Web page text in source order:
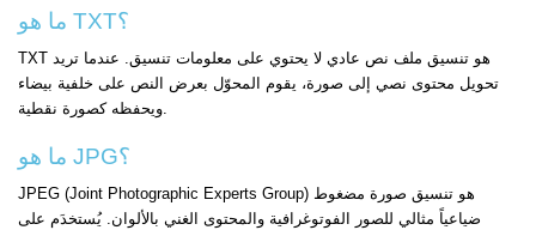
ما هو TXT؟
TXT هو تنسيق ملف نص عادي لا يحتوي على معلومات تنسيق. عندما تريد
تحويل محتوى نصي إلى صورة، يقوم المحوّل بعرض النص على خلفية بيضاء
ويحفظه كصورة نقطية.
ما هو JPG؟
JPEG (Joint Photographic Experts Group) هو تنسيق صورة مضغوط
ضياعياً مثالي للصور الفوتوغرافية والمحتوى الغني بالألوان. يُستخدَم على